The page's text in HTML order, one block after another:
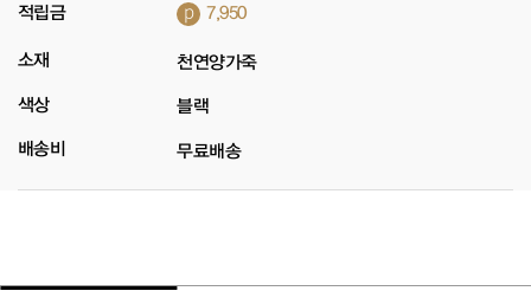
적립금 p 7,950
소재 천연양가죽
색상 블랙
배송비 무료배송